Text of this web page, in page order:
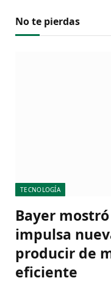
No te pierdas
TECNOLOGÍA
Bayer
impulsa
producir de
eficiente